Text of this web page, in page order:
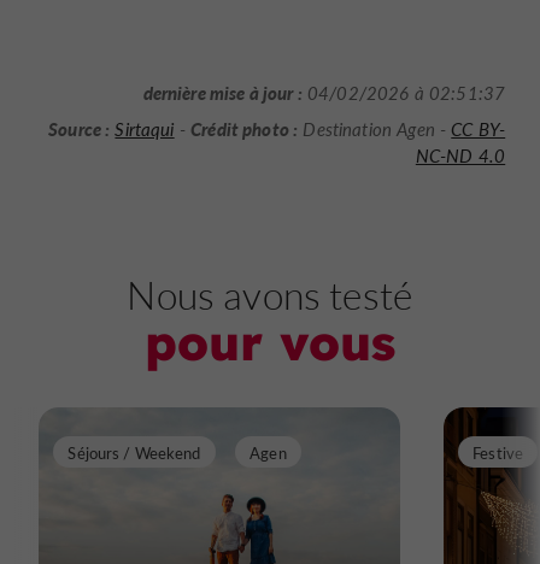
dernière mise à jour : 04/02/2026 à 02:51:37
Source : Sirtaqui -Crédit photo : Destination Agen - CC BY-
NC-ND 4.0
Nous avons testé
pour vous
Séjours / Weekend Agen Festive